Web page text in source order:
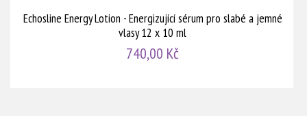
Echosline Energy Lotion - Energizující sérum pro slabé a jemné
vlasy 12 x 10 ml
740,00 Kč